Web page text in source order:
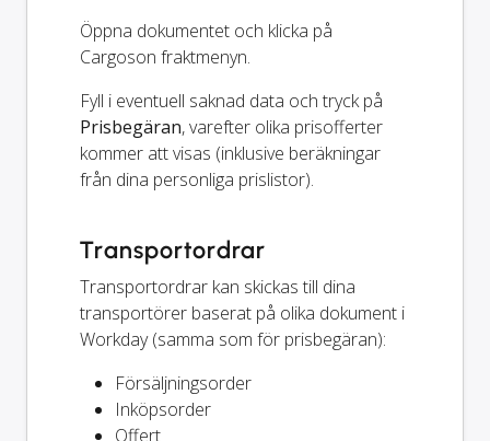
Öppna dokumentet och klicka på
Cargoson fraktmenyn.
Fyll i eventuell saknad data och tryck på
Prisbegäran, varefter olika prisofferter
kommer att visas (inklusive beräkningar
från dina personliga prislistor).
Transportordrar
Transportordrar kan skickas till dina
transportörer baserat på olika dokument i
Workday (samma som för prisbegäran):
Försäljningsorder
Inköpsorder
Offert